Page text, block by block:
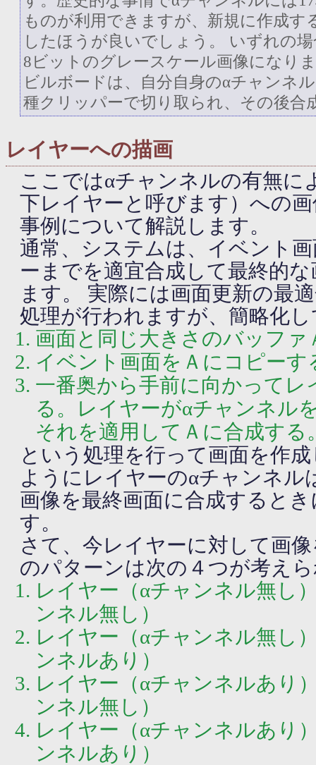
ものが利用できますが、新規に作成す
したほうが良いでしょう。 いずれの
8ビットのグレースケール画像になり
ビルボードは、自分自身のαチャンネ
種クリッパーで切り取られ、その後合
レイヤーへの描画
ここではαチャンネルの有無に
下レイヤーと呼びます）への
事例について解説します。
通常、システムは、イベント
ーまでを適宜合成して最終的
ます。 実際には画面更新の最
処理が行われますが、簡略化
画面と同じ大きさのバッファ
イベント画面をＡにコピーす
一番奥から手前に向かってレ
る。レイヤーがαチャンネル
それを適用してＡに合成する
という処理を行って画面を作
ようにレイヤーのαチャンネル
画像を最終画面に合成すると
す。
さて、今レイヤーに対して画
のパターンは次の４つが考え
レイヤー（αチャンネル無し
ンネル無し）
レイヤー（αチャンネル無し
ンネルあり）
レイヤー（αチャンネルあり
ンネル無し）
レイヤー（αチャンネルあり
ンネルあり）